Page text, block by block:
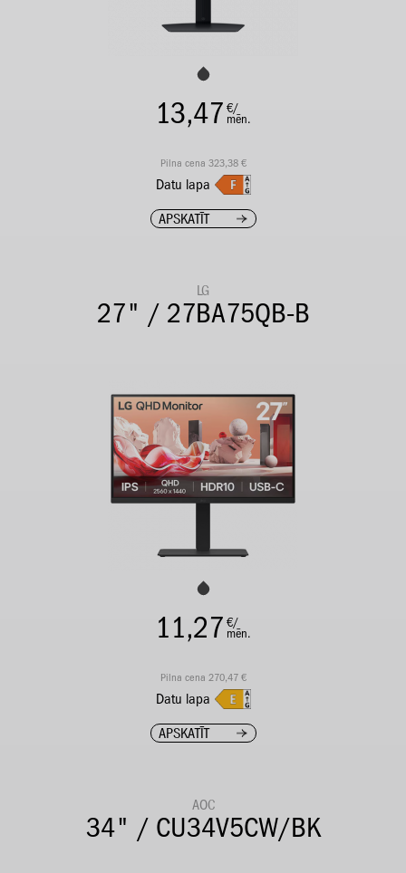
13,47 €/
mēn.
Pilna cena 323,38 €
Datu lapa
APSKATĪT
LG
27" / 27BA75QB-B
11,27 €/
mēn.
Pilna cena 270,47 €
Datu lapa
APSKATĪT
AOC
34" / CU34V5CW/BK